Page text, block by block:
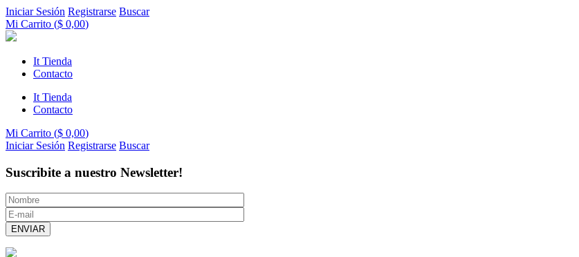
Iniciar Sesión Registrarse Buscar
Mi Carrito ($ 0,00)
It Tienda
Contacto
It Tienda
Contacto
Mi Carrito ($ 0,00)
Iniciar Sesión Registrarse Buscar
Suscribite a nuestro Newsletter!